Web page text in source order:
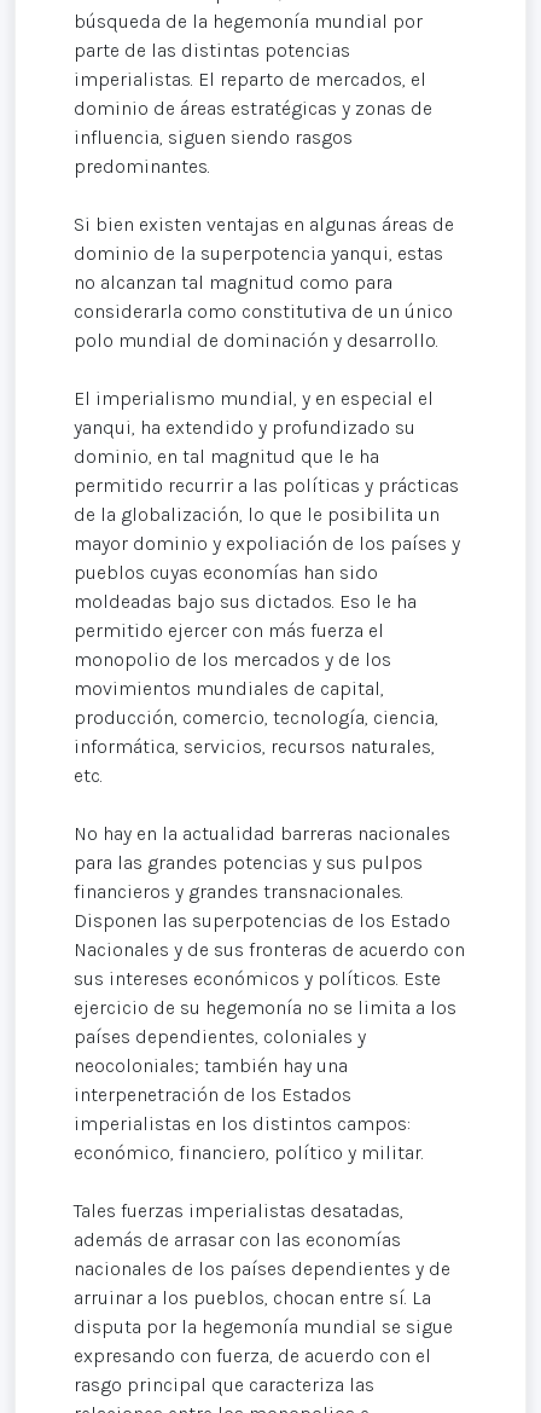
búsqueda de la hegemonía mundial por
parte de las distintas potencias
imperialistas. El reparto de mercados, el
dominio de áreas estratégicas y zonas de
influencia, siguen siendo rasgos
predominantes.
Si bien existen ventajas en algunas áreas de
dominio de la superpotencia yanqui, estas
no alcanzan tal magnitud como para
considerarla como constitutiva de un único
polo mundial de dominación y desarrollo.
El imperialismo mundial, y en especial el
yanqui, ha extendido y profundizado su
dominio, en tal magnitud que le ha
permitido recurrir a las políticas y prácticas
de la globalización, lo que le posibilita un
mayor dominio y expoliación de los países y
pueblos cuyas economías han sido
moldeadas bajo sus dictados. Eso le ha
permitido ejercer con más fuerza el
monopolio de los mercados y de los
movimientos mundiales de capital,
producción, comercio, tecnología, ciencia,
informática, servicios, recursos naturales,
etc.
No hay en la actualidad barreras nacionales
para las grandes potencias y sus pulpos
financieros y grandes transnacionales.
Disponen las superpotencias de los Estado
Nacionales y de sus fronteras de acuerdo con
sus intereses económicos y políticos. Este
ejercicio de su hegemonía no se limita a los
países dependientes, coloniales y
neocoloniales; también hay una
interpenetración de los Estados
imperialistas en los distintos campos:
económico, financiero, político y militar.
Tales fuerzas imperialistas desatadas,
además de arrasar con las economías
nacionales de los países dependientes y de
arruinar a los pueblos, chocan entre sí. La
disputa por la hegemonía mundial se sigue
expresando con fuerza, de acuerdo con el
rasgo principal que caracteriza las